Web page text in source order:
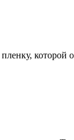
которой